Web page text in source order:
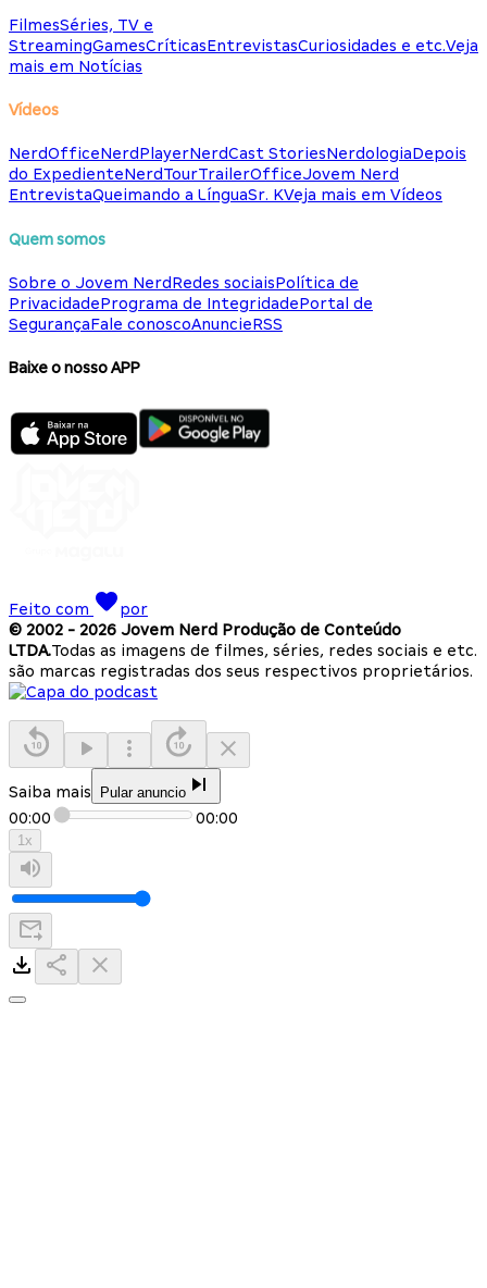
FilmesSéries, TV e
StreamingGamesCríticasEntrevistasCuriosidades e etc.Veja
mais em Notícias
Vídeos
NerdOfficeNerdPlayerNerdCast StoriesNerdologiaDepois
do ExpedienteNerdTourTrailerOfficeJovem Nerd
EntrevistaQueimando a LínguaSr. KVeja mais em Vídeos
Quem somos
Sobre o Jovem NerdRedes sociaisPolítica de
PrivacidadePrograma de IntegridadePortal de
SegurançaFale conoscoAnuncieRSS
Baixe o nosso APP
Feito com
por
© 2002 - 2026 Jovem Nerd Produção de Conteúdo
LTDA.Todas as imagens de filmes, séries, redes sociais e etc.
são marcas registradas dos seus respectivos proprietários.
Saiba mais Pular anuncio
00:00 00:00
1x